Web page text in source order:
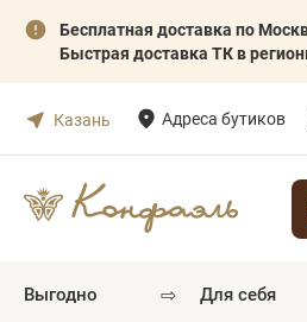
Бесплатная доставка по
Быстрая доставка ТК в
Казань Адреса бутиков
выгодно ⇨ для себя